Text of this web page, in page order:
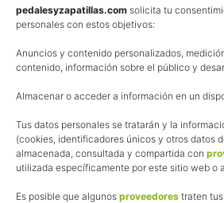
pedalesyzapatillas.com solicita tu
personales con estos objetivos:
Anuncios y contenido personalizados,
contenido, información sobre el público y
Almacenar o acceder a información en un
Tus datos personales se tratarán y la
(cookies, identificadores únicos y otros datos
almacenada, consultada y compartida con
utilizada específicamente por este sitio web o
Es posible que algunos proveedores traten
Política de privacidad
Política de cookies
Afiliación
La web de Pedalesyzapatillas utiliza
¿Qué significa esto?
Cuando recomiendo algún producto,